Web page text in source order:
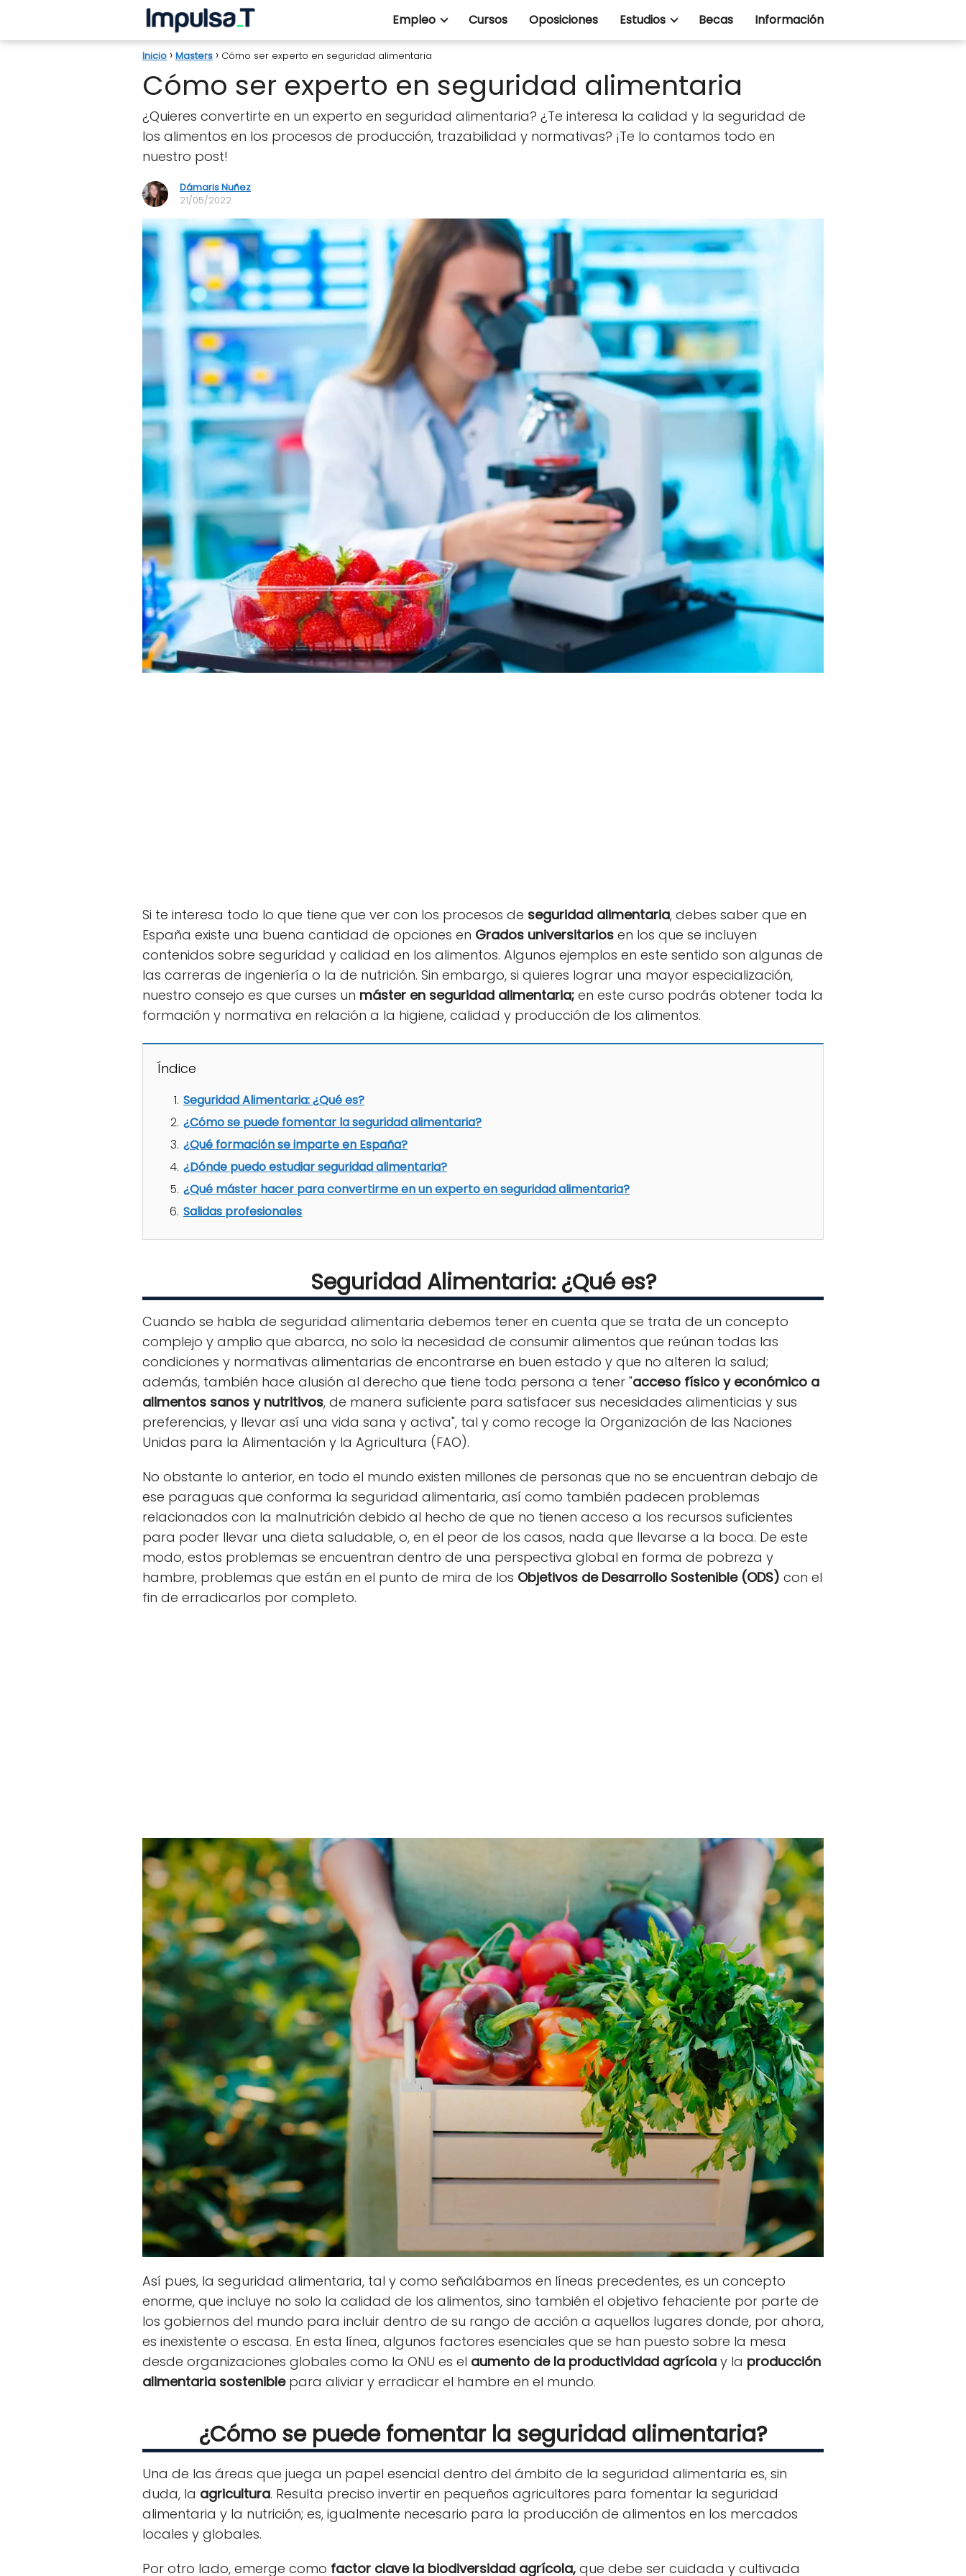
Empleo Cursos Oposiciones Estudios Becas Información
Inicio Masters Cómo ser experto en seguridad alimentaria
Cómo ser experto en seguridad alimentaria
¿Quieres convertirte en un experto en seguridad alimentaria? ¿Te interesa la calidad y la seguridad de
los alimentos en los procesos de producción, trazabilidad y normativas? ¡Te lo contamos todo en
nuestro post!
Dámaris Nuñez
21/05/2022
Si te interesa todo lo que tiene que ver con los procesos de seguridad alimentaria, debes saber que en
España existe una buena cantidad de opciones en Grados universitarios en los que se incluyen
contenidos sobre seguridad y calidad en los alimentos. Algunos ejemplos en este sentido son algunas de
las carreras de ingeniería o la de nutrición. Sin embargo, si quieres lograr una mayor especialización,
nuestro consejo es que curses un máster en seguridad alimentaria; en este curso podrás obtener toda la
formación y normativa en relación a la higiene, calidad y producción de los alimentos.
Índice
Seguridad Alimentaria: ¿Qué es?
¿Cómo se puede fomentar la seguridad alimentaria?
¿Qué formación se imparte en España?
¿Dónde puedo estudiar seguridad alimentaria?
¿Qué máster hacer para convertirme en un experto en seguridad alimentaria?
Salidas profesionales
Seguridad Alimentaria: ¿Qué es?
Cuando se habla de seguridad alimentaria debemos tener en cuenta que se trata de un concepto
complejo y amplio que abarca, no solo la necesidad de consumir alimentos que reúnan todas las
condiciones y normativas alimentarias de encontrarse en buen estado y que no alteren la salud;
además, también hace alusión al derecho que tiene toda persona a tener "acceso físico y económico a
alimentos sanos y nutritivos, de manera suficiente para satisfacer sus necesidades alimenticias y sus
preferencias, y llevar así una vida sana y activa", tal y como recoge la Organización de las Naciones
Unidas para la Alimentación y la Agricultura (FAO).
No obstante lo anterior, en todo el mundo existen millones de personas que no se encuentran debajo de
ese paraguas que conforma la seguridad alimentaria, así como también padecen problemas
relacionados con la malnutrición debido al hecho de que no tienen acceso a los recursos suficientes
para poder llevar una dieta saludable, o, en el peor de los casos, nada que llevarse a la boca. De este
modo, estos problemas se encuentran dentro de una perspectiva global en forma de pobreza y
hambre, problemas que están en el punto de mira de los Objetivos de Desarrollo Sostenible (ODS) con el
fin de erradicarlos por completo.
Así pues, la seguridad alimentaria, tal y como señalábamos en líneas precedentes, es un concepto
enorme, que incluye no solo la calidad de los alimentos, sino también el objetivo fehaciente por parte de
los gobiernos del mundo para incluir dentro de su rango de acción a aquellos lugares donde, por ahora,
es inexistente o escasa. En esta línea, algunos factores esenciales que se han puesto sobre la mesa
desde organizaciones globales como la ONU es el aumento de la productividad agrícola y la producción
alimentaria sosteniblepara aliviar y erradicar el hambre en el mundo.
¿Cómo se puede fomentar la seguridad alimentaria?
Una de las áreas que juega un papel esencial dentro del ámbito de la seguridad alimentaria es, sin
duda, la agricultura. Resulta preciso invertir en pequeños agricultores para fomentar la seguridad
alimentaria y la nutrición; es, igualmente necesario para la producción de alimentos en los mercados
locales y globales.
Por otro lado, emerge como factor clave la biodiversidad agrícola, que debe ser cuidada y cultivada